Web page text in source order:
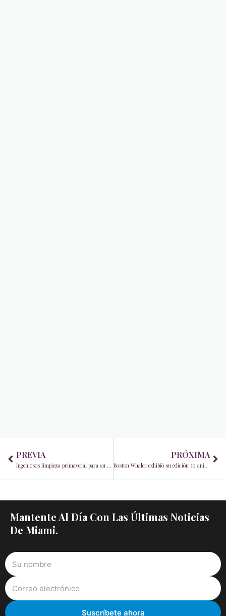
PREVIA
Ingeniosos limpieza primaveral para su hogar
PRÓXIMA
Boston Whaler exhibió su edición 50 aniversario de el 420 Outrage
Mantente Al Día Con Las Últimas Noticias
De Miami.